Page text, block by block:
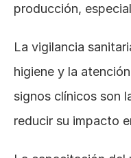
producción,
La vigilancia
higiene y la
signos clínicos son
reducir su impacto